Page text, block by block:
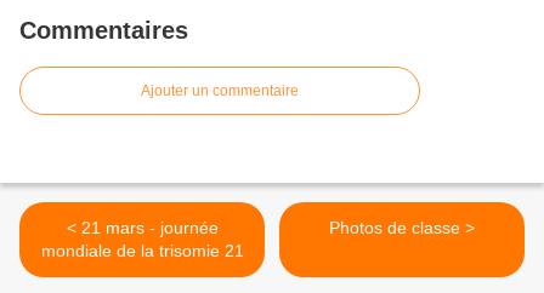
Commentaires
Ajouter un commentaire
< 21 mars - journée
mondiale de la trisomie 21
Photos de classe >